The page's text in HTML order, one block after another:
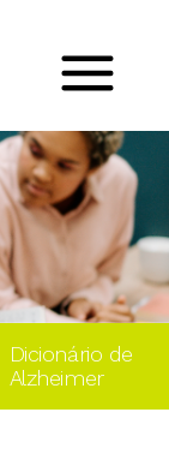
Dicionário de
Alzheimer